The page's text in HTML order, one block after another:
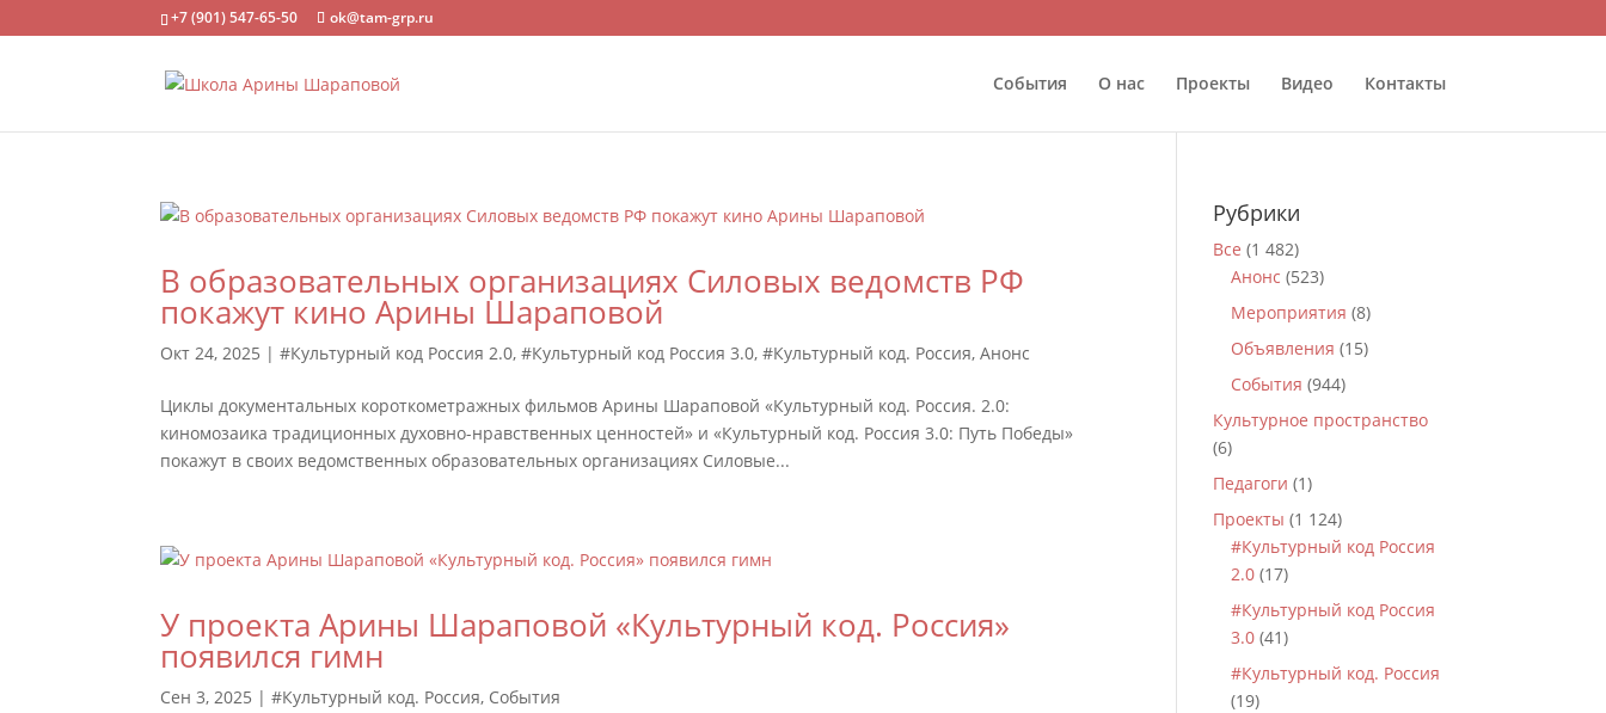
+7 (901) 547-65-50 ok@tam-grp.ru
События О нас Проекты Видео Контакты
В образовательных организациях Силовых ведомств РФ
покажут кино Арины Шараповой
Окт 24, 2025 |#Культурный код Россия 2.0,#Культурный код Россия 3.0,#Культурный код. Россия,Анонс
Циклы документальных короткометражных фильмов Арины Шараповой «Культурный код. Россия. 2.0:
киномозаика традиционных духовно-нравственных ценностей» и «Культурный код. Россия 3.0: Путь Победы»
покажут в своих ведомственных образовательных организациях Силовые...
У проекта Арины Шараповой «Культурный код. Россия»
появился гимн
Сен 3, 2025 |#Культурный код. Россия, События
Рубрики
Все (1 482)
Анонс (523)
Мероприятия (8)
Объявления (15)
События (944)
Культурное пространство
(6)
Педагоги (1)
Проекты (1 124)
#Культурный код Россия
2.0 (17)
#Культурный код Россия
3.0 (41)
#Культурный код. Россия
(19)